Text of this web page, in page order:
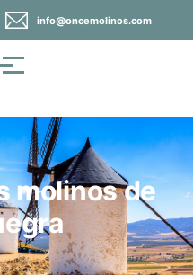
info@oncemolinos.com
Menú
molinos de